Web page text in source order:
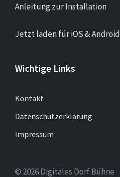
Anleitung zur Installation
Jetzt laden für iOS & Android
Wichtige Links
Kontakt
Datenschutzerklärung
Impressum
© 2026 Digitales Dorf Bühne